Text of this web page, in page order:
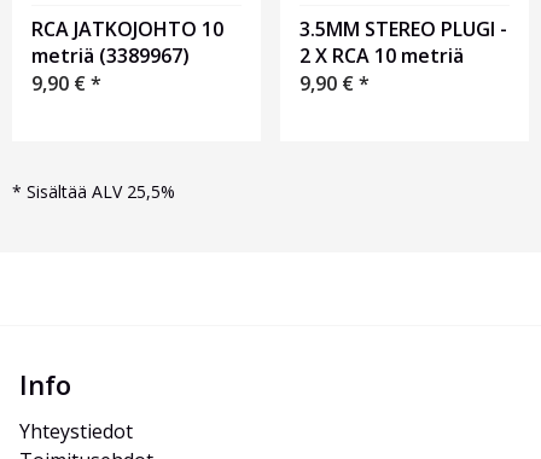
RCA JATKOJOHTO 10
metriä (3389967)
9,90 €*
3.5MM STEREO PLUGI -
2 X RCA 10 metriä
9,90 €*
* Sisältää ALV 25,5%
Info
Yhteystiedot